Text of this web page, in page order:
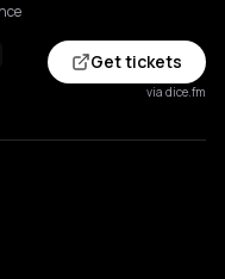
Get tickets
via dice.fm